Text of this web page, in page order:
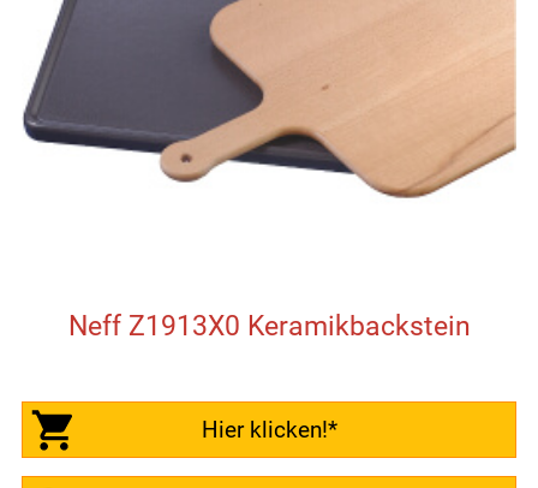
Neff Z1913X0 Keramikbackstein
Hier klicken!*